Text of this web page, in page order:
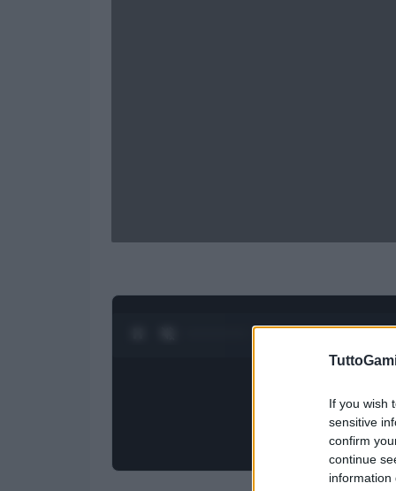
If you wish
sensitive
confirm
continue
information